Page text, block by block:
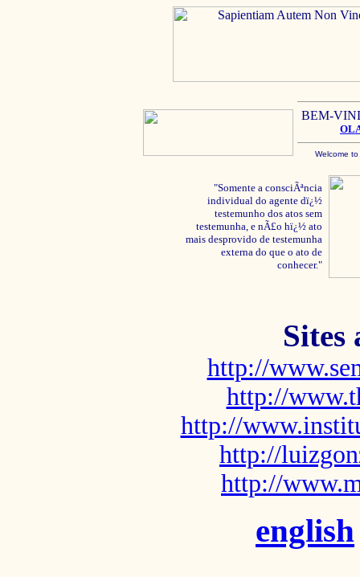
BEM-
Welcome
"Somente a consciÃªncia
individual do agente dï¿½
testemunho dos atos sem
testemunha, e nÃ£o hï¿½ ato
mais desprovido de testemunha
externa do que o ato de
conhecer."
Sites
http://
http://
http://
http://
http://
english